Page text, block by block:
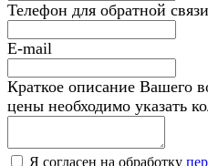
Телефон для обратной связи
E-mail
Краткое описание Вашего
цены необходимо указать
Я согласен на обработку